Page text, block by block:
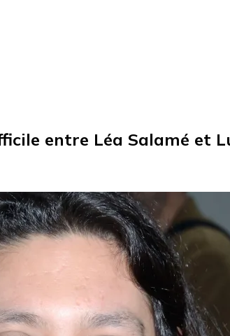
entre Léa Salamé et